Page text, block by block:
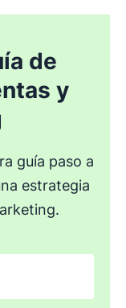
de
y
guía paso a
estrategia